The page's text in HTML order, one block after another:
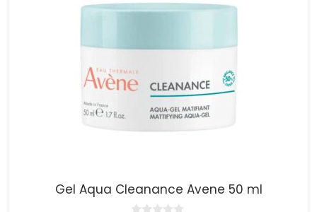
Gel Aqua Cleanance Avene 50 ml